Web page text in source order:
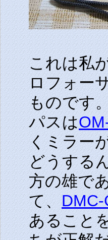
これは私
ロフォー
ものです
パスは
くミラー
どうする
方の雄で
て、
あること